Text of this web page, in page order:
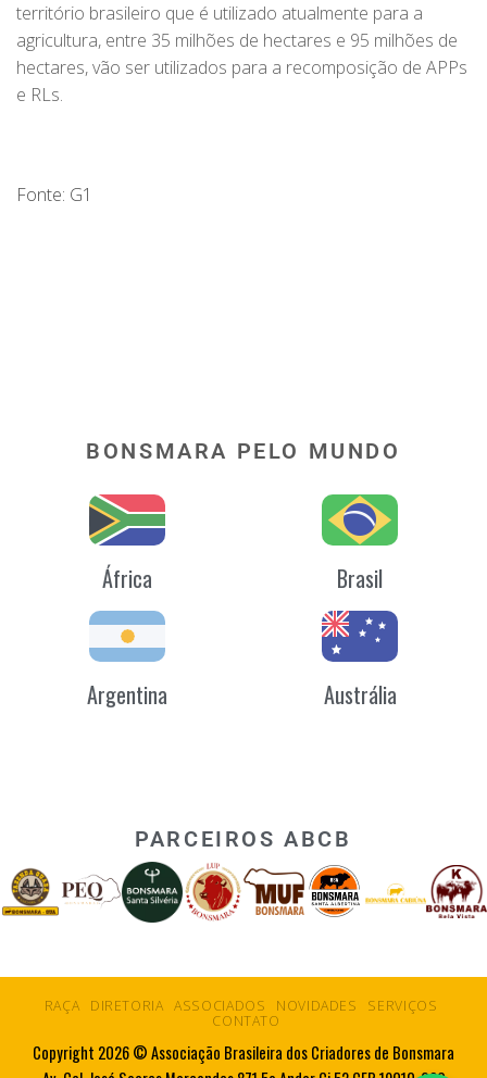
território brasileiro que é utilizado atualmente para a
agricultura, entre 35 milhões de hectares e 95 milhões de
hectares, vão ser utilizados para a recomposição de APPs
e RLs.
Fonte: G1
BONSMARA PELO MUNDO
África Brasil
Argentina Austrália
PARCEIROS ABCB
RAÇA DIRETORIA ASSOCIADOS NOVIDADES
SERVIÇOS
CONTATO
Copyright 2026 © Associação Brasileira dos Criadores de Bonsmara